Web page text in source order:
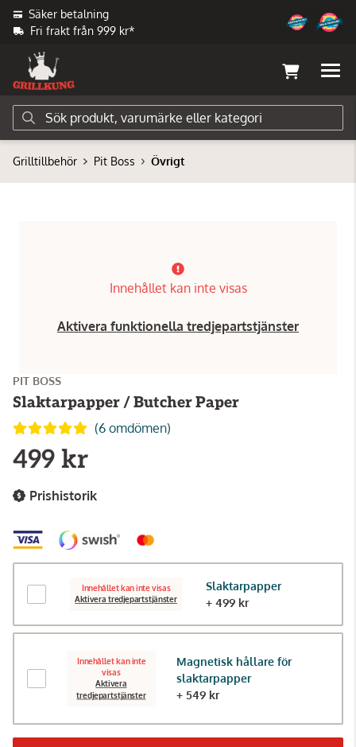
Säker betalning
Fri frakt från 999 kr*
Grilltillbehör Pit Boss Övrigt
Innehållet kan inte visas
Aktivera funktionella tredjepartstjänster
PIT BOSS
Slaktarpapper / Butcher Paper
(6 omdömen)
499 kr
Prishistorik
Innehållet kan inte visas
Aktivera tredjepartstjänster
Slaktarpapper
+ 499 kr
Innehållet kan inte
visas
Aktivera
tredjepartstjänster
Magnetisk hållare för
slaktarpapper
+ 549 kr